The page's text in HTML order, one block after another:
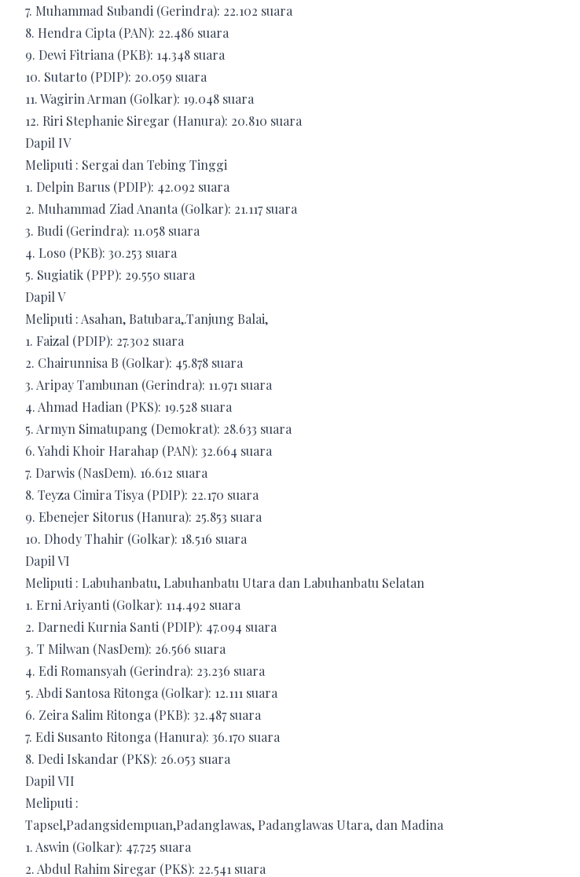
7. Muhammad Subandi (Gerindra): 22.102 suara
8. Hendra Cipta (PAN): 22.486 suara
9. Dewi Fitriana (PKB): 14.348 suara
10. Sutarto (PDIP): 20.059 suara
11. Wagirin Arman (Golkar): 19.048 suara
12. Riri Stephanie Siregar (Hanura): 20.810 suara
Dapil IV
Meliputi : Sergai dan Tebing Tinggi
1. Delpin Barus (PDIP): 42.092 suara
2. Muhammad Ziad Ananta (Golkar): 21.117 suara
3. Budi (Gerindra): 11.058 suara
4. Loso (PKB): 30.253 suara
5. Sugiatik (PPP): 29.550 suara
Dapil V
Meliputi : Asahan, Batubara,.Tanjung Balai,
1. Faizal (PDIP): 27.302 suara
2. Chairunnisa B (Golkar): 45.878 suara
3. Aripay Tambunan (Gerindra): 11.971 suara
4. Ahmad Hadian (PKS): 19.528 suara
5. Armyn Simatupang (Demokrat): 28.633 suara
6. Yahdi Khoir Harahap (PAN): 32.664 suara
7. Darwis (NasDem). 16.612 suara
8. Teyza Cimira Tisya (PDIP): 22.170 suara
9. Ebenejer Sitorus (Hanura): 25.853 suara
10. Dhody Thahir (Golkar): 18.516 suara
Dapil VI
Meliputi : Labuhanbatu, Labuhanbatu Utara dan Labuhanbatu Selatan
1. Erni Ariyanti (Golkar): 114.492 suara
2. Darnedi Kurnia Santi (PDIP): 47.094 suara
3. T Milwan (NasDem): 26.566 suara
4. Edi Romansyah (Gerindra): 23.236 suara
5. Abdi Santosa Ritonga (Golkar): 12.111 suara
6. Zeira Salim Ritonga (PKB): 32.487 suara
7. Edi Susanto Ritonga (Hanura): 36.170 suara
8. Dedi Iskandar (PKS): 26.053 suara
Dapil VII
Meliputi :
Tapsel,Padangsidempuan,Padanglawas, Padanglawas Utara, dan Madina
1. Aswin (Golkar): 47.725 suara
2. Abdul Rahim Siregar (PKS): 22.541 suara